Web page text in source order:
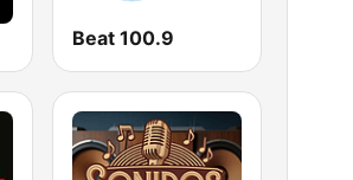
Beat 100.9